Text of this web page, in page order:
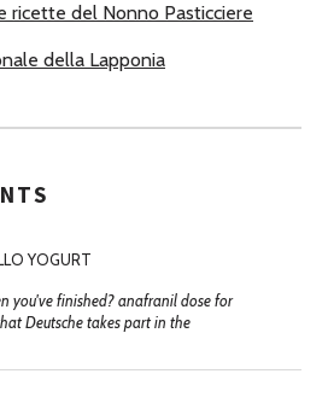
ricette del Nonno Pasticciere
della Lapponia
YOGURT
you've finished? anafranil dose for
Deutsche takes part in the